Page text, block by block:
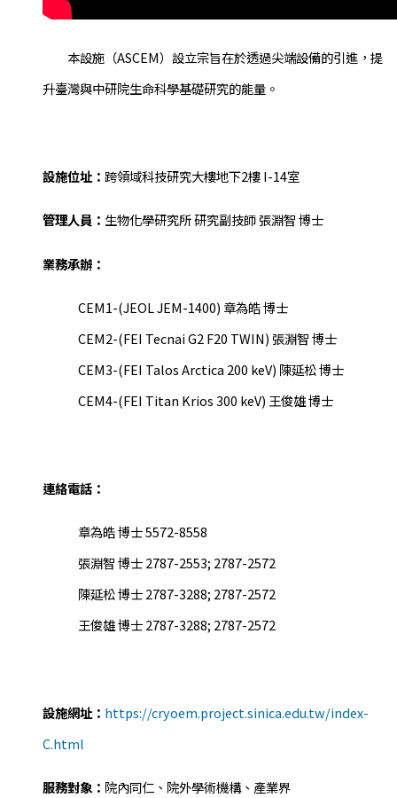
本設施（ASCEM）設立宗旨在於透過尖端設備的引進，提
升臺灣與中研院生命科學基礎研究的能量。
設施位址： 跨領域科技研究大樓地下2樓 I-14室
管理人員： 生物化學研究所 研究副技師 張淵智 博士
業務承辦：
CEM1-(JEOL JEM-1400) 章為皓 博士
CEM2-(FEI Tecnai G2 F20 TWIN) 張淵智 博士
CEM3-(FEI Talos Arctica 200 keV) 陳延松 博士
CEM4-(FEI Titan Krios 300 keV) 王俊雄 博士
連絡電話：
章為皓 博士 5572-8558
張淵智 博士 2787-2553; 2787-2572
陳延松 博士 2787-3288; 2787-2572
王俊雄 博士 2787-3288; 2787-2572
設施網址： https://cryoem.project.sinica.edu.tw/index-
C.html
服務對象： 院內同仁、院外學術機構、產業界